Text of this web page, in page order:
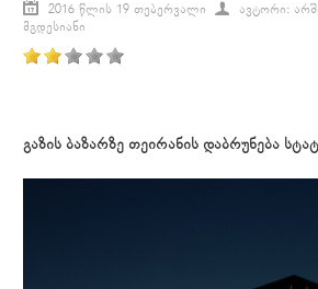
2016 ᲬᲚᲘᲡ 19 ᲗᲔᲑᲔᲠᲕᲐᲚᲘ
ᲐᲕᲢᲝᲠᲘ:
ᲛᲒᲓᲔᲡᲘᲐᲜᲘ
გაზის ბაზარზე თეირანის დაბრუნება